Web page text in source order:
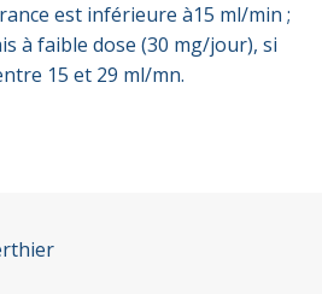
est inférieure à15 ml/min ;
à faible dose (30 mg/jour), si
15 et 29 ml/mn.